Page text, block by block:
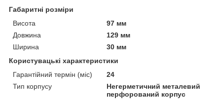
Габаритні розміри
Висота
97 мм
Довжина
129 мм
Ширина
30 мм
Користувацькі характеристики
Гарантійний термін (міс)
24
Тип корпусу
Негерметичний металевий
перфорований корпус